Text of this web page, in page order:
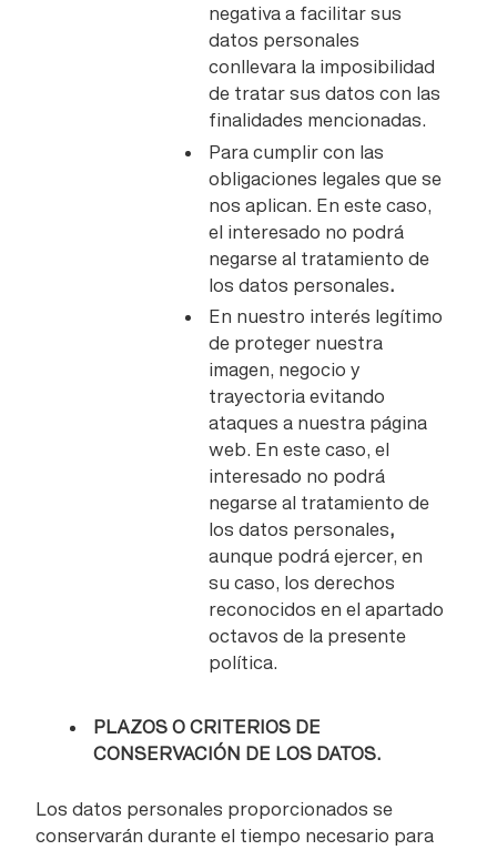
negativa a facilitar sus
datos personales
conllevara la imposibilidad
de tratar sus datos con las
finalidades mencionadas.
Para cumplir con las
obligaciones legales que se
nos aplican. En este caso,
el interesado no podrá
negarse al tratamiento de
los datos personales.
En nuestro interés legítimo
de proteger nuestra
imagen, negocio y
trayectoria evitando
ataques a nuestra página
web. En este caso, el
interesado no podrá
negarse al tratamiento de
los datos personales,
aunque podrá ejercer, en
su caso, los derechos
reconocidos en el apartado
octavos de la presente
política.
PLAZOS O CRITERIOS DE
CONSERVACIÓN DE LOS DATOS.
Los datos personales proporcionados se
conservarán durante el tiempo necesario para